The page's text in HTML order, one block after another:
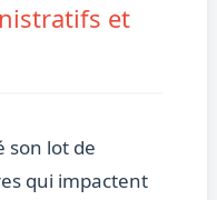
et
son lot de
qui impactent